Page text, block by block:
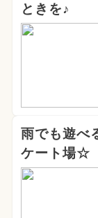
ときを♪
雨でも遊べ
ケート場☆